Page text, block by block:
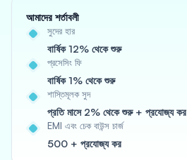
আমাদের শর্তাবলী
সুদের হার
বার্ষিক 12% থেকে শুরু
প্রসেসিং ফি
বার্ষিক 1% থেকে শুরু
শাস্তিমূলক সুদ
প্রতি মাসে 2% থেকে শুরু + প্রযোজ্য কর
EMI এবং চেক বাউন্স চার্জ
500 + প্রযোজ্য কর